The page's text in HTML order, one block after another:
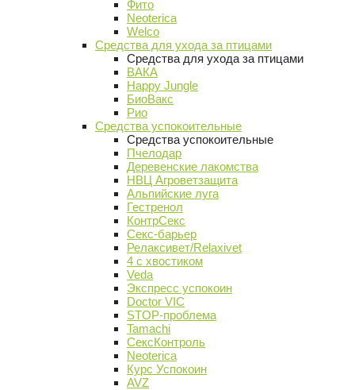
Фито
Neoterica
Welco
Средства для ухода за птицами
Средства для ухода за птицами
ВАКА
Happy Jungle
БиоВакс
Рио
Средства успокоительные
Средства успокоительные
Пчелодар
Деревенские лакомства
НВЦ Агроветзащита
Альпийские луга
Гестренол
КонтрСекс
Секс-барьер
Релаксивет/Relaxivet
4 с хвостиком
Veda
Экспресс успокоин
Doctor VIC
STOP-проблема
Tamachi
СексКонтроль
Neoterica
Курс Успокоин
AVZ